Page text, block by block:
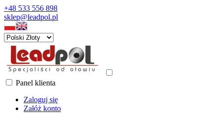
+48 533 556 898
sklep@leadpol.pl
Panel klienta
Zaloguj się
Załóż konto